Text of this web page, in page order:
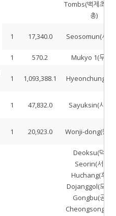
Tombs(백제초기
총)
1 17,340.0 Seosomun(서소
1 570.2 Mukyo 1(무교1)
1 1,093,388.1 Hyeonchung(현
1 47,832.0 Sayuksin(사육
1 20,923.0 Wonji-dong(원지
Deoksu(덕수),
Seorin(서린),
Huchang(후창),
Dojanggol(도장
Gongbu(공부),
Cheongsong(청